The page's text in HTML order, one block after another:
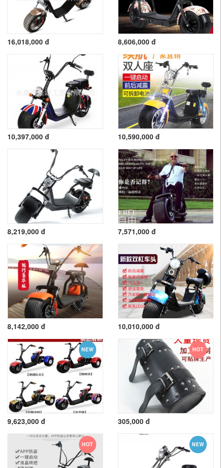
16,018,000 đ 8,606,000 đ
10,397,000 đ 10,590,000 đ
8,219,000 đ 7,571,000 đ
8,142,000 đ 10,010,000 đ
NEW
9,623,000 đ
HOT
305,000 đ
HOT NEW